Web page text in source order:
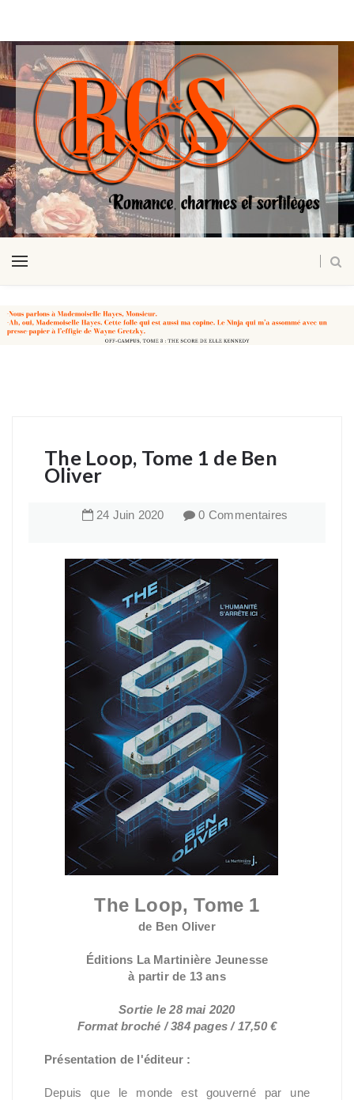
The Loop, Tome 1 de Ben
Oliver
24 Juin 2020 0 Commentaires
The Loop, Tome 1
de Ben Oliver
Éditions La Martinière Jeunesse
à partir de 13 ans
Sortie le 28 mai 2020
Format broché / 384 pages / 17,50 €
Présentation de l'éditeur :
Depuis que le monde est gouverné par une